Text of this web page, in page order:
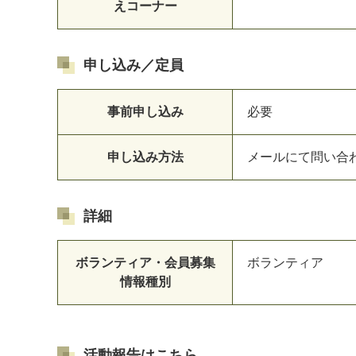
えコーナー
申し込み／定員
事前申し込み 必要
申し込み方法 メールにて問い合
詳細
ボランティア・会員募集
情報種別
ボランティア